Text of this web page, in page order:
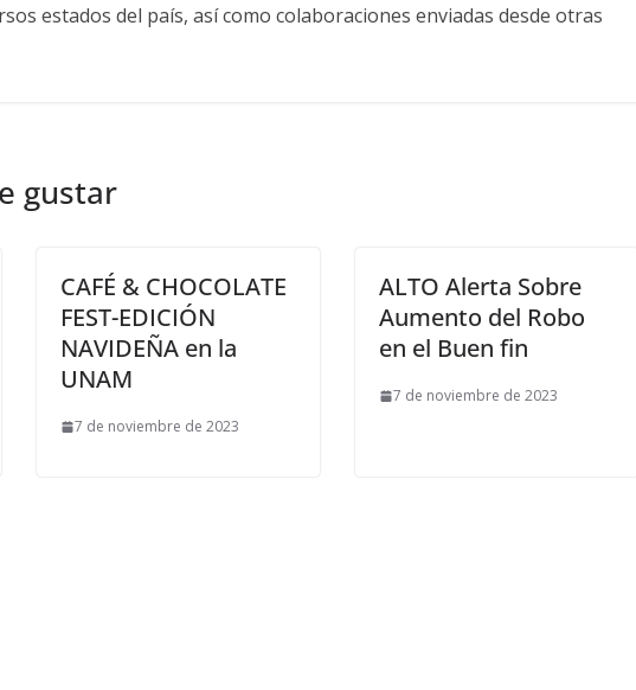
estados del país, así como colaboraciones enviadas desde otras
gustar
CAFÉ & CHOCOLATE
FEST-EDICIÓN
NAVIDEÑA en la
UNAM
7 de noviembre de 2023
ALTO Alerta Sobre
Aumento del Robo
en el Buen fin
7 de noviembre de 2023